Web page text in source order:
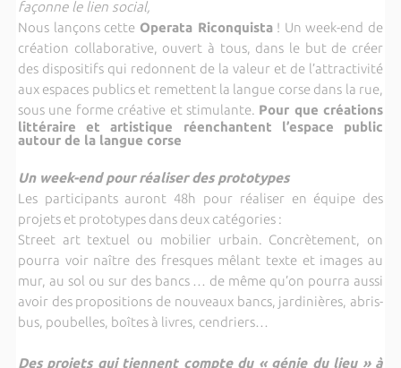
façonne le lien social,
Nous lançons cette Operata Riconquista! Un week-end de
création collaborative, ouvert à tous, dans le but de créer
des dispositifs qui redonnent de la valeur et de l’attractivité
aux espaces publics et remettent la langue corse dans la rue,
sous une forme créative et stimulante. Pour que créations
littéraire et artistique réenchantent l’espace public
autour de la langue corse
Un week-end pour réaliser des prototypes
Les participants auront 48h pour réaliser en équipe des
projets et prototypes dans deux catégories :
Street art textuel ou mobilier urbain. Concrètement, on
pourra voir naître des fresques mêlant texte et images au
mur, au sol ou sur des bancs … de même qu’on pourra aussi
avoir des propositions de nouveaux bancs, jardinières, abris-
bus, poubelles, boîtes à livres, cendriers…
Des projets qui tiennent compte du « génie du lieu » à